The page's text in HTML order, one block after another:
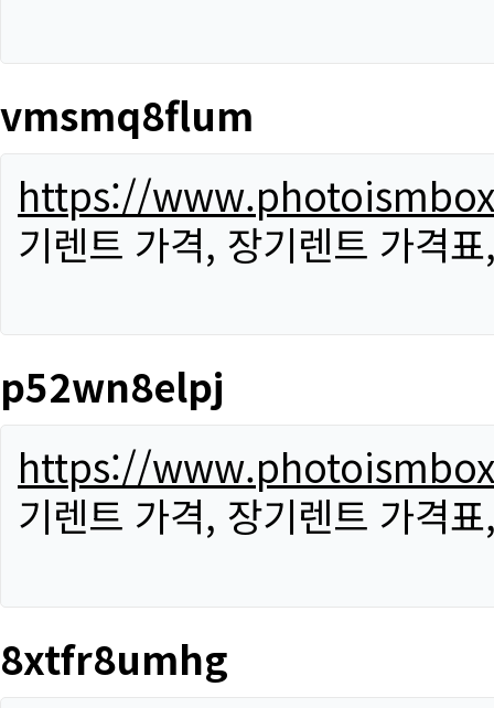
vmsmq8flum
https://
기렌트 가격, 장기렌트 가격
p52wn8elpj
https://
기렌트 가격, 장기렌트 가격
8xtfr8umhg